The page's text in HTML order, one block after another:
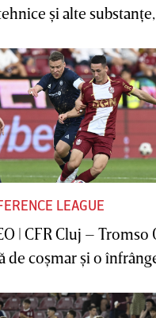
şi alte substanţe,
LEAGUE
| CFR Cluj – Tromso
de coşmar şi o